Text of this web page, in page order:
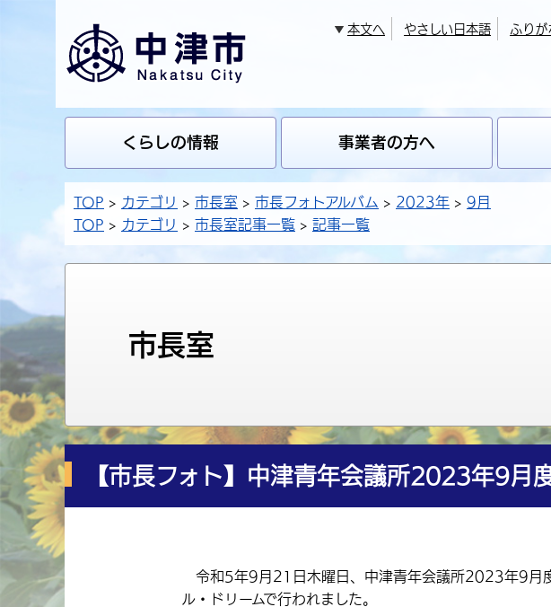
本文へ やさしい日本語 ふりが
くらしの情報 事業者の方へ
TOP カテゴリ 市長室 市長フォトアルバム 2023年
9月
TOP
カテゴリ 市長室記事一覧 記事一覧
市長室
【市長フォト】中津青年会議所2023年9月
令和5年9月21日木曜日、中津青年会議所2023年9月
ル・ドリームで行われました。